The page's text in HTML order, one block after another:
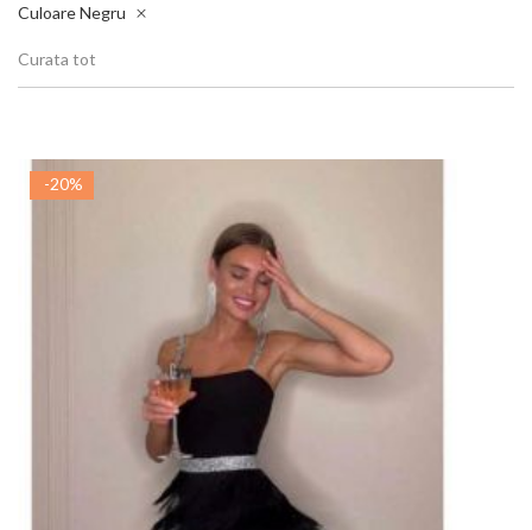
-20%
CuloareNegru
Curata tot